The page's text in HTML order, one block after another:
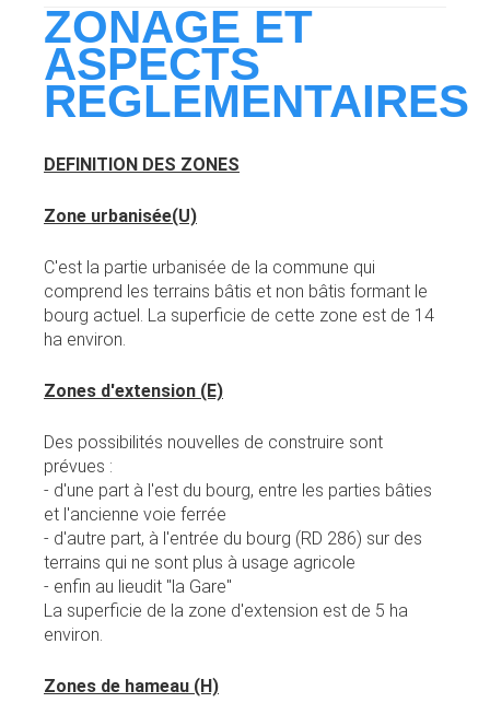
ZONAGE ET
ASPECTS
REGLEMENTAIRES
DEFINITION DES ZONES
Zone urbanisée(U)
C'est la partie urbanisée de la commune qui
comprend les terrains bâtis et non bâtis formant le
bourg actuel. La superficie de cette zone est de 14
ha environ.
Zones d'extension (E)
Des possibilités nouvelles de construire sont
prévues :
- d'une part à l'est du bourg, entre les parties bâties
et l'ancienne voie ferrée
- d'autre part, à l'entrée du bourg (RD 286) sur des
terrains qui ne sont plus à usage agricole
- enfin au lieudit "la Gare"
La superficie de la zone d'extension est de 5 ha
environ.
Zones de hameau (H)